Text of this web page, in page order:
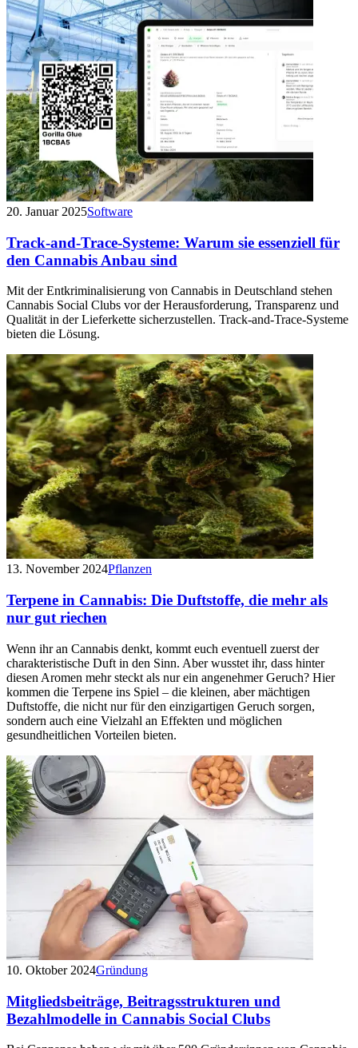
20. Januar 2025Software
Track-and-Trace-Systeme: Warum sie essenziell für
den Cannabis Anbau sind
Mit der Entkriminalisierung von Cannabis in Deutschland stehen
Cannabis Social Clubs vor der Herausforderung, Transparenz und
Qualität in der Lieferkette sicherzustellen. Track-and-Trace-Systeme
bieten die Lösung.
13. November 2024Pflanzen
Terpene in Cannabis: Die Duftstoffe, die mehr als
nur gut riechen
Wenn ihr an Cannabis denkt, kommt euch eventuell zuerst der
charakteristische Duft in den Sinn. Aber wusstet ihr, dass hinter
diesen Aromen mehr steckt als nur ein angenehmer Geruch? Hier
kommen die Terpene ins Spiel – die kleinen, aber mächtigen
Duftstoffe, die nicht nur für den einzigartigen Geruch sorgen,
sondern auch eine Vielzahl an Effekten und möglichen
gesundheitlichen Vorteilen bieten.
10. Oktober 2024Gründung
Mitgliedsbeiträge, Beitragsstrukturen und
Bezahlmodelle in Cannabis Social Clubs